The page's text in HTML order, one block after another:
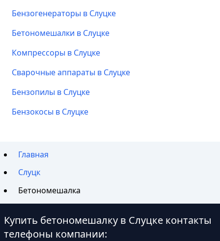
Бензогенераторы в Слуцке
Бетономешалки в Слуцке
Компрессоры в Слуцке
Сварочные аппараты в Слуцке
Бензопилы в Слуцке
Бензокосы в Слуцке
Главная
Слуцк
Бетономешалка
Купить бетономешалку в Слуцке контакты
телефоны компании: